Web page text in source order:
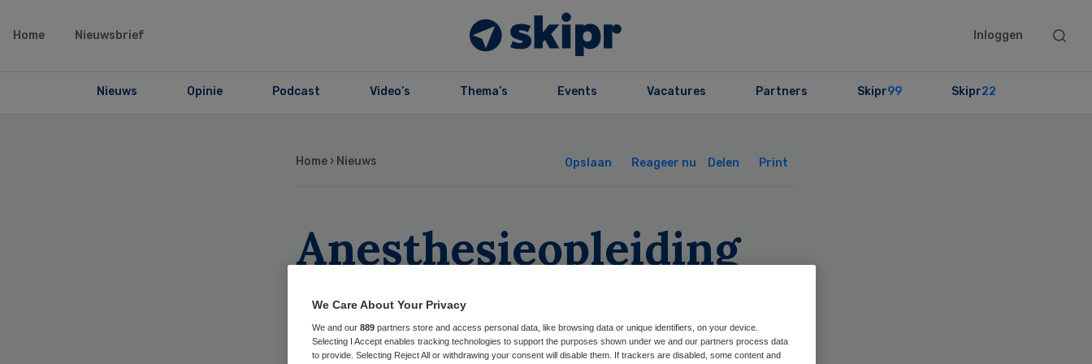
Home Nieuwsbrief Inloggen
Search
Nieuws Opinie Podcast Video’s Thema’s Events Vacatures Partners Skipr99 Skipr22
Home › Nieuws Opslaan Reageer nu Delen Print
Anesthesieopleiding
keert terug in Tilburg
We Care About Your Privacy
We and our 889 partners store and access personal data, like browsing data or unique identifiers, on your device.
Selecting I Accept enables tracking technologies to support the purposes shown under we and our partners process data
to provide. Selecting Reject All or withdrawing your consent will disable them. If trackers are disabled, some content and